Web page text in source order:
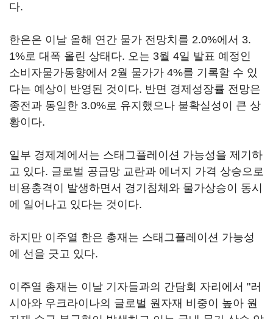
다.
한은은 이날 올해 연간 물가 전망치를 2.0%에서 3.
1%로 대폭 올린 상태다. 오는 3월 4일 발표 예정인
소비자물가동향에서 2월 물가가 4%를 기록할 수 있
다는 예상이 반영된 것이다. 반면 경제성장률 전망은
종전과 동일한 3.0%로 유지했으나 불확실성이 큰 상
황이다.
일부 경제계에서는 스태그플레이션 가능성을 제기하
고 있다. 글로벌 공급망 교란과 에너지 가격 상승으로
비용충격이 발생하면서 경기침체와 물가상승이 동시
에 일어나고 있다는 것이다.
하지만 이주열 한은 총재는 스태그플레이션 가능성
에 선을 긋고 있다.
이주열 총재는 이날 기자들과의 간담회 자리에서 "러
시아와 우크라이나의 글로벌 원자재 비중이 높아 원